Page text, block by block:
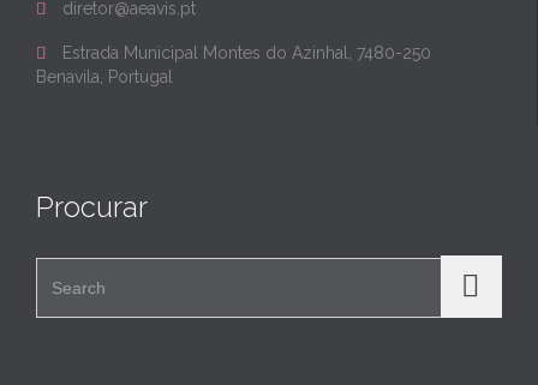
 diretor@aeavis.pt

Estrada Municipal Montes do Azinhal, 7480-250
Benavila, Portugal
Procurar